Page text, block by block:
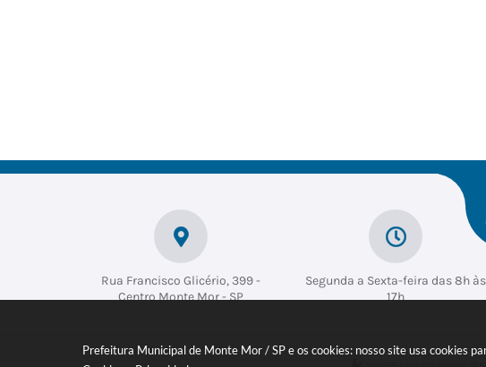
Prefeitura Municipal de Monte Mor / SP e os cookies: nosso site usa cookies
Rua Francisco Glicério, 399 -
Centro Monte Mor - SP
Segunda a Sexta-feira das 8h às
17h